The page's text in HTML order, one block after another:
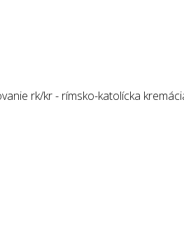
rk/kr - rímsko-katolícka